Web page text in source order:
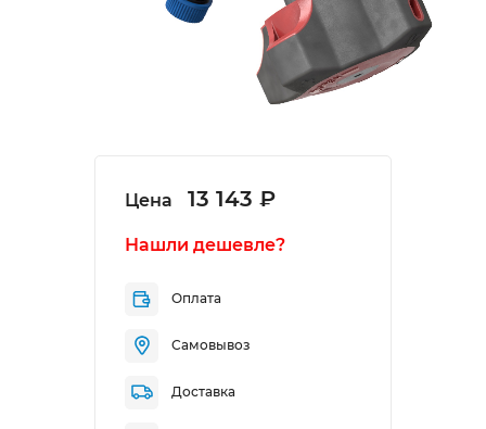
Цена 13 143 ₽
Нашли дешевле?
Оплата
Самовывоз
Доставка